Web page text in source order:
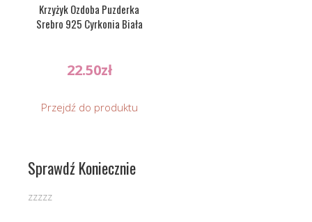
Krzyżyk Ozdoba Puzderka
Srebro 925 Cyrkonia Biała
22.50zł
Przejdź do produktu
Sprawdź Koniecznie
zzzzz